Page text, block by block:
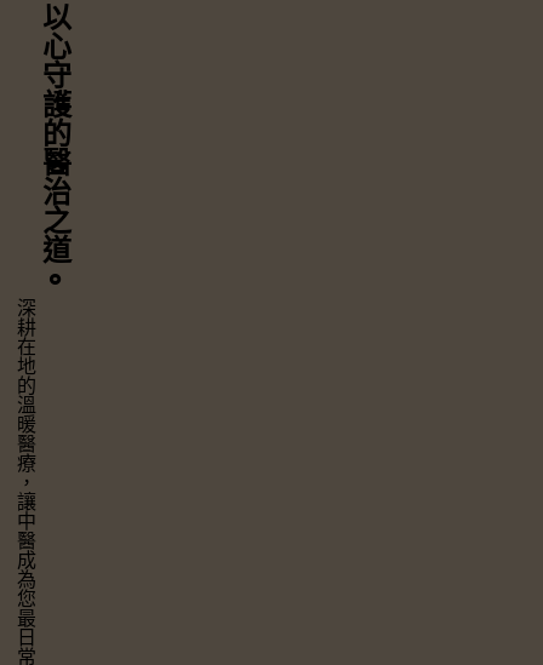
以心守護
的醫治之道
⚬
深耕在地的溫暖醫療，